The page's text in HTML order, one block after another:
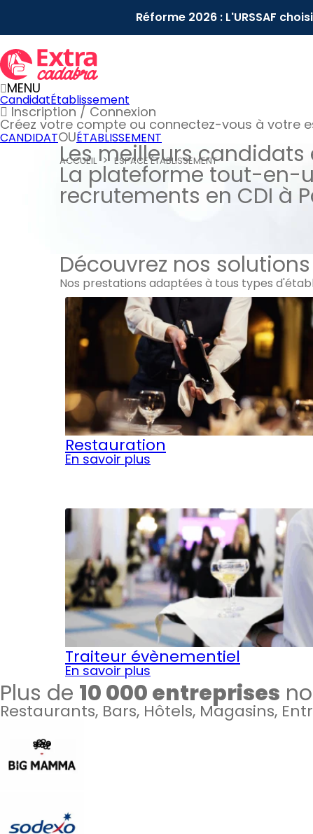
Réforme 2026 : L'URSSAF
MENU
CandidatÉtablissement
Inscription / Connexion
Créez votre compte ou connectez-vous à votre
CANDIDATOUÉTABLISSEMENT
ACCUEIL ESPACE ÉTABLISSEMENT
Les meilleurs
La plateforme tout-en-
recrutements en CDI à
Découvrez nos
Nos prestations adaptées à tous types
Restauration
En savoir plus
Traiteur évènementiel
En savoir plus
Plus de 10 000 entreprises
Restaurants, Bars, Hôtels, Magasins,